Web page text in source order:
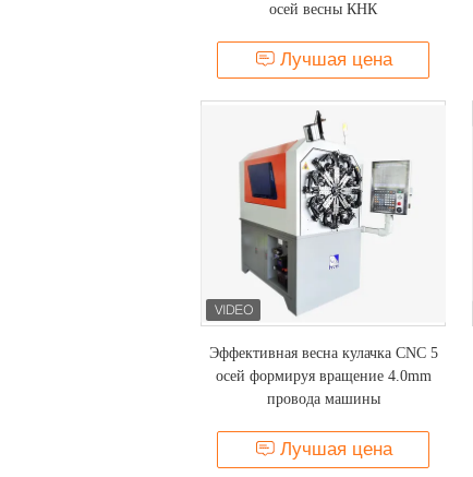
осей весны КНК
Лучшая цена
Эффективная весна кулачка CNC 5
осей формируя вращение 4.0mm
провода машины
Лучшая цена